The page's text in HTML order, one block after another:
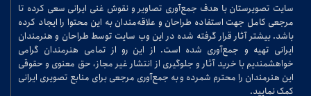
سایت تصویرستان با هدف جمع‌آوری تصاویر و نقوش غنی ایرانی سعی کرده تا
مرجعی کامل جهت استفاده طراحان و علاقه‌مندان به این محتوا را ایجاد کرده
باشد. بیشتر آثار قرار گرفته شده در این وب سایت توسط طراحان و هنرمندان
ایرانی تهیه و جمع‌آوری شده است. از این رو از تمامی هنرمندان گرامی
خواهشمندیم با خرید آثار و جلوگیری از انتشار غیر مجاز، حق معنوی و حقوقی
این هنرمندان را محترم شمرده و به جمع‌آوری مرجعی برای منابع تصویری ایرانی
کمک نمایید.